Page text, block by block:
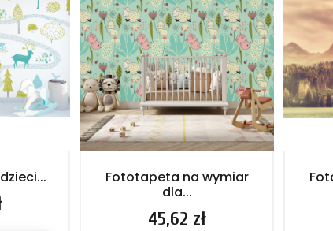
Fototapeta na wymiar
dla...
Cena
45,62 zł